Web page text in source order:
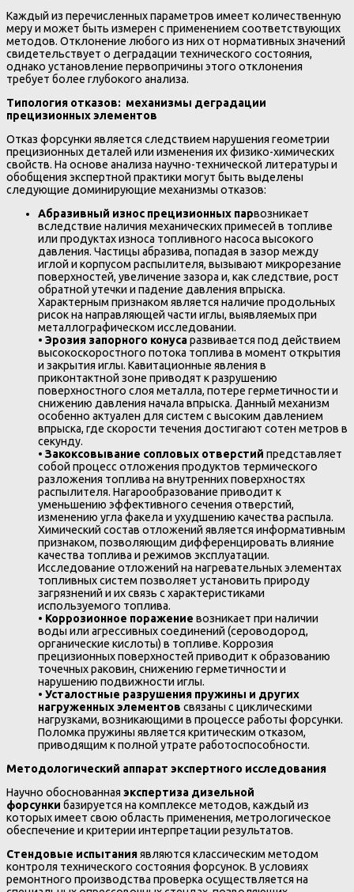
Каждый из перечисленных параметров имеет количественную
меру и может быть измерен с применением соответствующих
методов. Отклонение любого из них от нормативных значений
свидетельствует о деградации технического состояния,
однако установление первопричины этого отклонения
требует более глубокого анализа.
Типология отказов: механизмы деградации
прецизионных элементов
Отказ форсунки является следствием нарушения геометрии
прецизионных деталей или изменения их физико-химических
свойств. На основе анализа научно-технической литературы и
обобщения экспертной практики могут быть выделены
следующие доминирующие механизмы отказов:
Абразивный износ прецизионных парвозникает
вследствие наличия механических примесей в топливе
или продуктах износа топливного насоса высокого
давления. Частицы абразива, попадая в зазор между
иглой и корпусом распылителя, вызывают микрорезание
поверхностей, увеличение зазора и, как следствие, рост
обратной утечки и падение давления впрыска.
Характерным признаком является наличие продольных
рисок на направляющей части иглы, выявляемых при
металлографическом исследовании.
• Эрозия запорного конусаразвивается под действием
высокоскоростного потока топлива в момент открытия
и закрытия иглы. Кавитационные явления в
приконтактной зоне приводят к разрушению
поверхностного слоя металла, потере герметичности и
снижению давления начала впрыска. Данный механизм
особенно актуален для систем с высоким давлением
впрыска, где скорости течения достигают сотен метров в
секунду.
• Закоксовывание сопловых отверстий представляет
собой процесс отложения продуктов термического
разложения топлива на внутренних поверхностях
распылителя. Нагарообразование приводит к
уменьшению эффективного сечения отверстий,
изменению угла факела и ухудшению качества распыла.
Химический состав отложений является информативным
признаком, позволяющим дифференцировать влияние
качества топлива и режимов эксплуатации.
Исследование отложений на нагревательных элементах
топливных систем позволяет установить природу
загрязнений и их связь с характеристиками
используемого топлива.
• Коррозионное поражение возникает при наличии
воды или агрессивных соединений (сероводород,
органические кислоты) в топливе. Коррозия
прецизионных поверхностей приводит к образованию
точечных раковин, снижению герметичности и
нарушению подвижности иглы.
• Усталостные разрушения пружины и других
нагруженных элементов связаны с циклическими
нагрузками, возникающими в процессе работы форсунки.
Поломка пружины является критическим отказом,
приводящим к полной утрате работоспособности.
Методологический аппарат экспертного исследования
Научно обоснованная экспертиза дизельной
форсунки базируется на комплексе методов, каждый из
которых имеет свою область применения, метрологическое
обеспечение и критерии интерпретации результатов.
Стендовые испытанияявляются классическим методом
контроля технического состояния форсунок. В условиях
ремонтного производства проверка осуществляется на